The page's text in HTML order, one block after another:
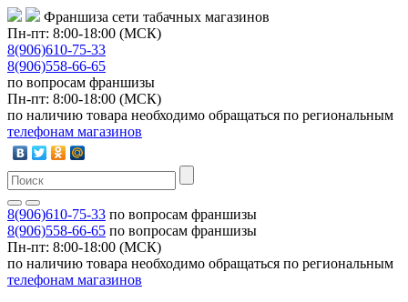
Франшиза сети табачных магазинов
Пн-пт: 8:00-18:00 (МСК)
8(906)610-75-33
8(906)558-66-65
по вопросам франшизы
Пн-пт: 8:00-18:00 (МСК)
по наличию товара необходимо обращаться по региональным
телефонам магазинов
8(906)610-75-33 по вопросам франшизы
8(906)558-66-65 по вопросам франшизы
Пн-пт: 8:00-18:00 (МСК)
по наличию товара необходимо обращаться по региональным
телефонам магазинов